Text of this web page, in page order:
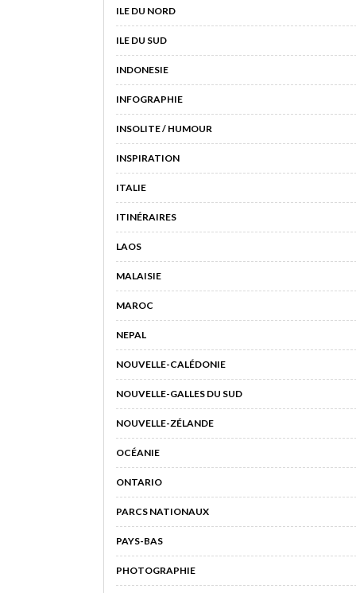
ILE DU NORD
ILE DU SUD
INDONESIE
INFOGRAPHIE
INSOLITE / HUMOUR
INSPIRATION
ITALIE
ITINÉRAIRES
LAOS
MALAISIE
MAROC
NEPAL
NOUVELLE-CALÉDONIE
NOUVELLE-GALLES DU SUD
NOUVELLE-ZÉLANDE
OCÉANIE
ONTARIO
PARCS NATIONAUX
PAYS-BAS
PHOTOGRAPHIE